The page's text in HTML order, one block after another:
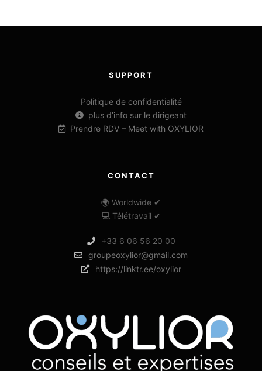
SUPPORT
Politique de confidentialité
plus d’info sur le dirigeant
Prendre RDV – Meet with OXYLIOR
CONTACT
🌍 Worldwide ✔
💻 Télétravail ✔
+33 6 06 56 20 00
groupeoxylior@gmail.com
https://linktr.ee/oxylior